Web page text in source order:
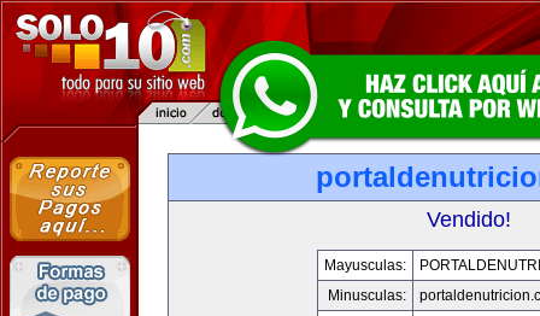
Vendido!
Mayusculas:
Minusculas: